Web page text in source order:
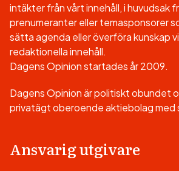
intäkter från vårt innehåll, i huvudsak
prenumeranter eller temasponsorer
sätta agenda eller överföra kunskap
redaktionella innehåll.
Dagens Opinion startades år 2009.
Dagens Opinion är politiskt obundet
privatägt oberoende aktiebolag med
Ansvarig utgivare